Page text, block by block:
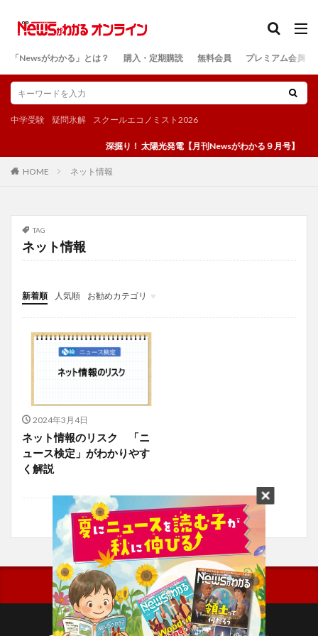
「Newsがわかる」とは？ 購入・定期購読 無料会員 プレミアム会員
中学受験 疑問氷解 スクールエコノミスト2026
深掘り！ 太陽光発電【月刊Newsがわかる９月号】
HOME ネット情報
TAG
ネット情報
新着順 人気順
お勧めカテゴリ
投稿
学び
マンガ
電子書籍
2024年3月4日
ネット情報のリスク 「ニ
ュース検定」がわかりやす
く解説
検索